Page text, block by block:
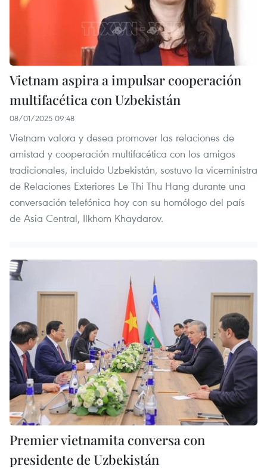
Vietnam aspira a impulsar cooperación
multifacética con Uzbekistán
08/01/2025 09:48
Vietnam valora y desea promover las relaciones de
amistad y cooperación multifacética con los amigos
tradicionales, incluido Uzbekistán, sostuvo la viceministra
de Relaciones Exteriores Le Thi Thu Hang durante una
conversación telefónica hoy con su homólogo del país
de Asia Central, Ilkhom Khaydarov.
Premier vietnamita conversa con
presidente de Uzbekistán